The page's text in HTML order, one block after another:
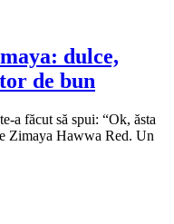
dulce,
de bun
a făcut să spui: “Ok, ăsta
Zimaya Hawwa Red. Un